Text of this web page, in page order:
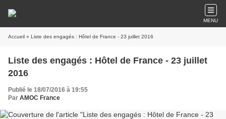
MENU
Accueil » Liste des engagés : Hôtel de France - 23 juillet 2016
Liste des engagés : Hôtel de France - 23 juillet
2016
Publié le 18/07/2016 à 19:55
Par AMOC France